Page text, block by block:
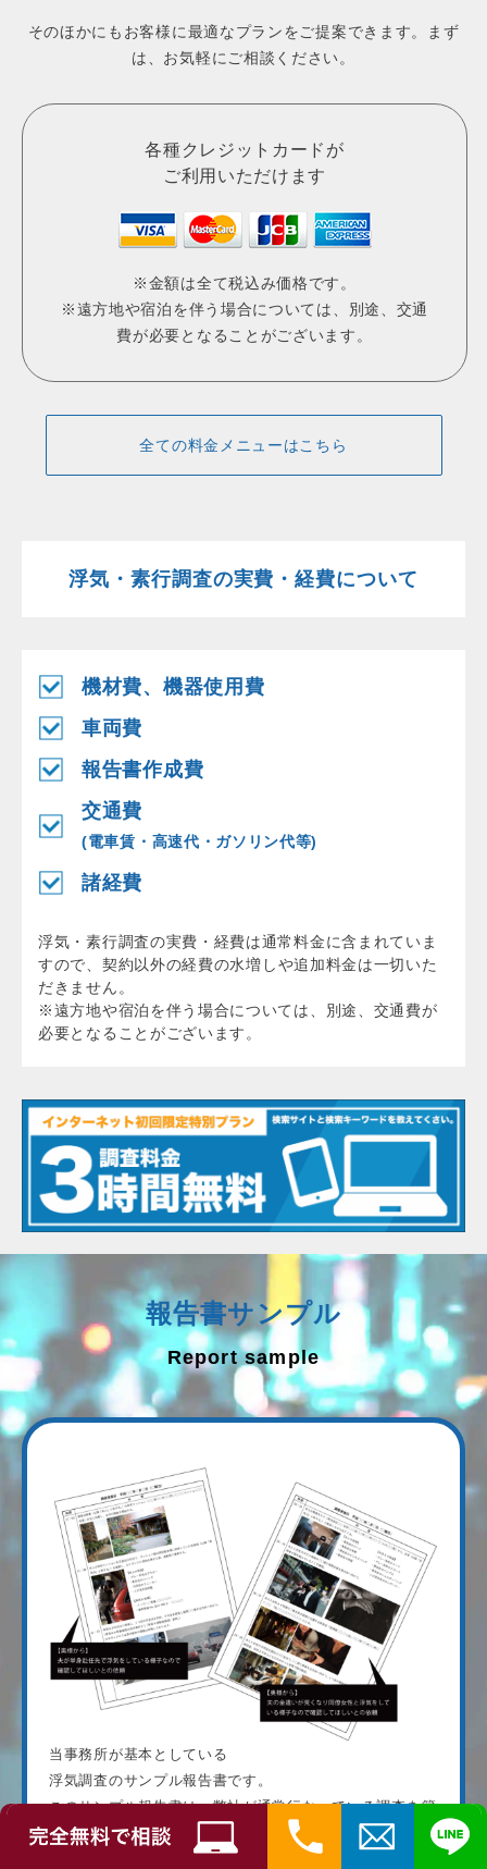
そのほかにもお客様に最適なプランをご提案できます。まず
は、お気軽にご相談ください。
各種クレジットカードが
ご利用いただけます
※金額は全て税込み価格です。
※遠方地や宿泊を伴う場合については、別途、交通
費が必要となることがございます。
全ての料金メニューはこちら
浮気・素行調査の実費・経費について
機材費、機器使用費
車両費
報告書作成費
交通費
(電車賃・高速代・ガソリン代等)
諸経費
浮気・素行調査の実費・経費は通常料金に含まれていま
すので、 契約以外の経費の水増しや追加料金は一切いた
だきません。
※遠方地や宿泊を伴う場合については、別途、交通費が
必要となることがございます。
報告書サンプル
当事務所が基本としている
浮気調査のサンプル報告書です。
このサンプル報告書は、弊社が通常行なっている調査を簡
素化して掲載していますので、
実際にお客様にお渡しする調査報告書はもっと詳しい内容